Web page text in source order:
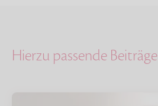
Hierzu passende Beiträge